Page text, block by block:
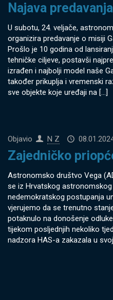
Najava
U subotu, 24. veljače,
organizira predavanje o misiji
Prošlo je 10 godina od
tehničke ciljeve, postavši
izrađen i najbolji model naše
također prikuplja i vremenski
sve objekte koje uređaji na[…]
Objavio N Z
Zajedničko
Astronomsko društvo Vega
se iz Hrvatskog
nedemokratskog postupanja
vjerujemo da se trenutno
potaknulo na donošenje
tijekom posljednjih nekoliko
nadzora HAS-a zakazala u